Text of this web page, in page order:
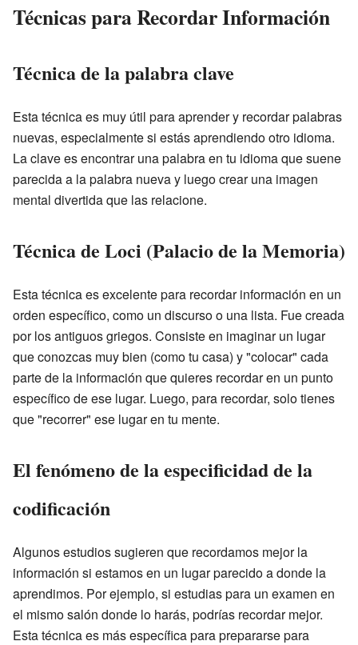
Técnicas para Recordar Información
Técnica de la palabra clave
Esta técnica es muy útil para aprender y recordar palabras
nuevas, especialmente si estás aprendiendo otro idioma.
La clave es encontrar una palabra en tu idioma que suene
parecida a la palabra nueva y luego crear una imagen
mental divertida que las relacione.
Técnica de Loci (Palacio de la Memoria)
Esta técnica es excelente para recordar información en un
orden específico, como un discurso o una lista. Fue creada
por los antiguos griegos. Consiste en imaginar un lugar
que conozcas muy bien (como tu casa) y "colocar" cada
parte de la información que quieres recordar en un punto
específico de ese lugar. Luego, para recordar, solo tienes
que "recorrer" ese lugar en tu mente.
El fenómeno de la especificidad de la
codificación
Algunos estudios sugieren que recordamos mejor la
información si estamos en un lugar parecido a donde la
aprendimos. Por ejemplo, si estudias para un examen en
el mismo salón donde lo harás, podrías recordar mejor.
Esta técnica es más específica para prepararse para